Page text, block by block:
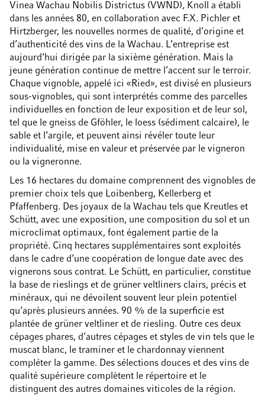
Vinea Wachau Nobilis Districtus (VWND), Knoll a établi
dans les années 80, en collaboration avec F.X. Pichler et
Hirtzberger, les nouvelles normes de qualité, d’origine et
d’authenticité des vins de la Wachau. L’entreprise est
aujourd’hui dirigée par la sixième génération. Mais la
jeune génération continue de mettre l’accent sur le terroir.
Chaque vignoble, appelé ici «Ried», est divisé en plusieurs
sous-vignobles, qui sont interprétés comme des parcelles
individuelles en fonction de leur exposition et de leur sol,
tel que le gneiss de Gföhler, le loess (sédiment calcaire), le
sable et l’argile, et peuvent ainsi révéler toute leur
individualité, mise en valeur et préservée par le vigneron
ou la vigneronne.
Les 16 hectares du domaine comprennent des vignobles de
premier choix tels que Loibenberg, Kellerberg et
Pfaffenberg. Des joyaux de la Wachau tels que Kreutles et
Schütt, avec une exposition, une composition du sol et un
microclimat optimaux, font également partie de la
propriété. Cinq hectares supplémentaires sont exploités
dans le cadre d’une coopération de longue date avec des
vignerons sous contrat. Le Schütt, en particulier, constitue
la base de rieslings et de grüner veltliners clairs, précis et
minéraux, qui ne dévoilent souvent leur plein potentiel
qu’après plusieurs années. 90 % de la superficie est
plantée de grüner veltliner et de riesling. Outre ces deux
cépages phares, d’autres cépages et styles de vin tels que le
muscat blanc, le traminer et le chardonnay viennent
compléter la gamme. Des sélections douces et des vins de
qualité supérieure complètent le répertoire et le
distinguent des autres domaines viticoles de la région.